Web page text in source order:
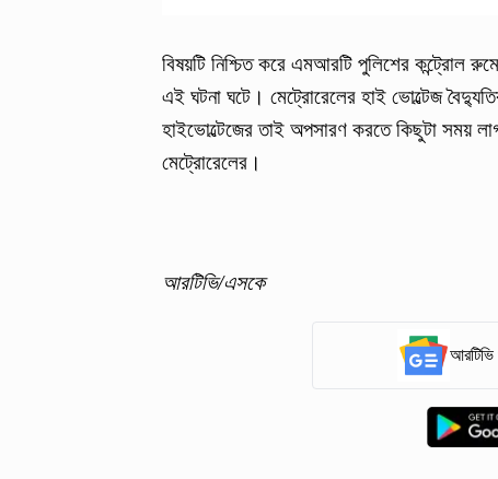
বিষয়টি নিশ্চিত করে এমআরটি পুলিশের কন্ট্রোল
এই ঘটনা ঘটে। মেট্রোরেলের হাই ভোল্টেজ
হাইভোল্টেজের তাই অপসারণ করতে কিছুটা সময়
মেট্রোরেলের।
আরটিভি/এসকে